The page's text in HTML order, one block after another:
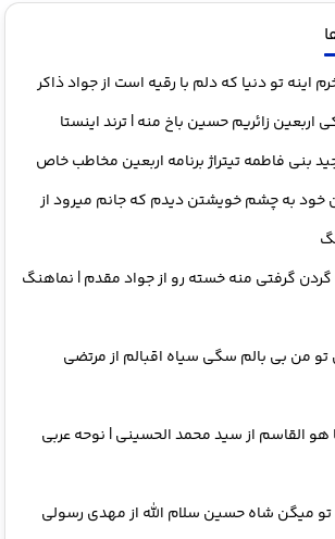
اینه تو دنیا که دلم با رقیه است از جواد ذاکر
اربعین زائریم حسین باخ منه | ترند اینستا
بنی فاطمه تیتراژ برنامه اربعین مخاطب خاص
خود به چشم خویشتن دیدم که جانم میرود از
گردن گرفتی منه خسته رو از جواد مقدم | نماهنگ
تو من بی بالم سگی سیاه اقبالم از مرتضی
هو القاسم از سید محمد الحسینی | نوحه عربی
تو میگن شاه حسین سلام الله از مهدی رسولی